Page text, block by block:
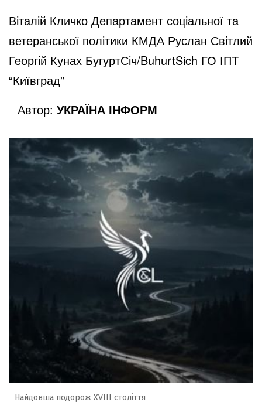
Віталій Кличко Департамент соціальної та
ветеранської політики КМДА Руслан Світлий
Георгій Кунах БугуртСіч/BuhurtSich ГО ІПТ
“Київград”
Автор: УКРАЇНА ІНФОРМ
Найдовша подорож XVIII століття